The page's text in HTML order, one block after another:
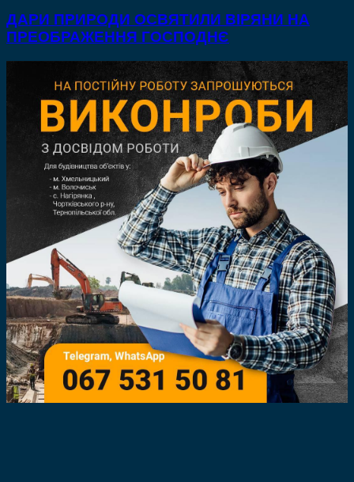
ДАРИ ПРИРОДИ ОСВЯТИЛИ ВІРЯНИ НА
ПРЕОБРАЖЕННЯ ГОСПОДНЄ